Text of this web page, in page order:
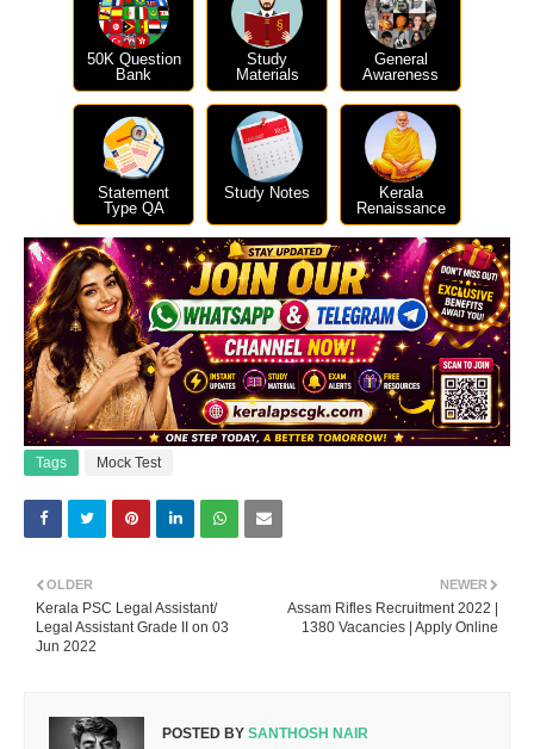
50K Question
Bank
Study
Materials
General
Awareness
Statement
Type QA
Study Notes
Kerala
Renaissance
Tags Mock Test
NEWER
Assam Rifles Recruitment 2022 |
1380 Vacancies | Apply Online
OLDER
Kerala PSC Legal Assistant/
Legal Assistant Grade II on 03
Jun 2022
POSTED BY SANTHOSH NAIR